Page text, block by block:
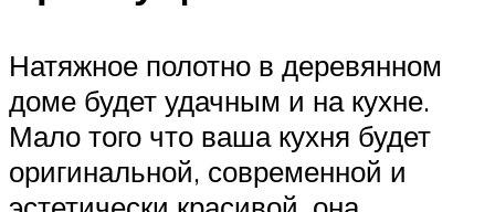
Натяжное полотно в деревянном
доме будет удачным и на кухне.
Мало того что ваша кухня будет
оригинальной, современной и